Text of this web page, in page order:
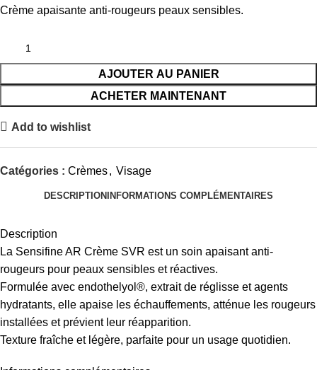
Crème apaisante anti-rougeurs peaux sensibles.
AJOUTER AU PANIER
ACHETER MAINTENANT
Add to wishlist
Catégories : Crèmes, Visage
DESCRIPTION INFORMATIONS COMPLÉMENTAIRES
Description
La Sensifine AR Crème SVR est un soin apaisant anti-
rougeurs pour peaux sensibles et réactives.
Formulée avec endothelyol®, extrait de réglisse et agents
hydratants, elle apaise les échauffements, atténue les rougeurs
installées et prévient leur réapparition.
Texture fraîche et légère, parfaite pour un usage quotidien.